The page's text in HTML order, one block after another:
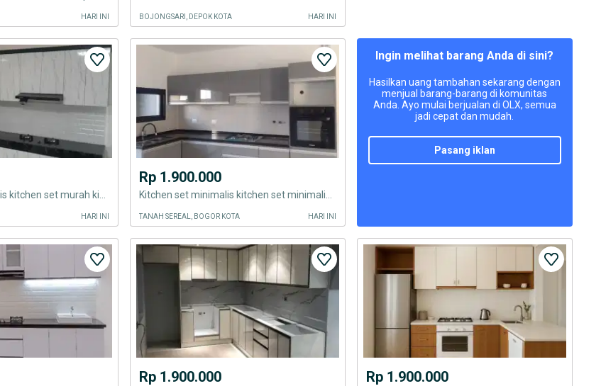
HARI INI BOJONGSARI, DEPOK KOTA HARI INI
HARI INI
Rp 1.900.000
TANAH SEREAL, BOGOR KOTA HARI INI
Ingin melihat barang Anda di sini?
Hasilkan uang tambahan sekarang dengan
menjual barang-barang di komunitas
Anda. Ayo mulai berjualan di OLX, semua
jadi cepat dan mudah.
pasang iklan
Rp 1.900.000 Rp 1.900.000